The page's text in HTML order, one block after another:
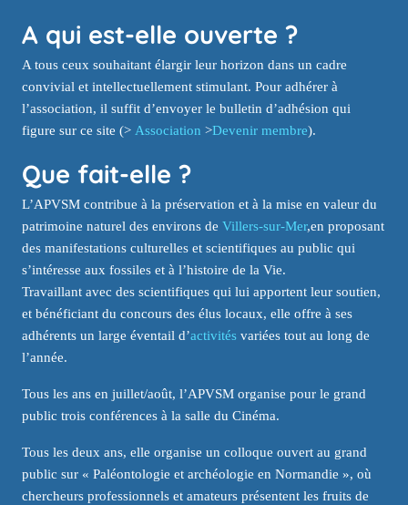
A qui est-elle ouverte ?
A tous ceux souhaitant élargir leur horizon dans un cadre
convivial et intellectuellement stimulant. Pour adhérer à
l’association, il suffit d’envoyer le bulletin d’adhésion qui
figure sur ce site (> Association >Devenir membre).
Que fait-elle ?
L’APVSM contribue à la préservation et à la mise en valeur du
patrimoine naturel des environs de Villers-sur-Mer,en proposant
des manifestations culturelles et scientifiques au public qui
s’intéresse aux fossiles et à l’histoire de la Vie.
Travaillant avec des scientifiques qui lui apportent leur soutien,
et bénéficiant du concours des élus locaux, elle offre à ses
adhérents un large éventail d’activités variées tout au long de
l’année.
Tous les ans en juillet/août, l’APVSM organise pour le grand
public trois conférences à la salle du Cinéma.
Tous les deux ans, elle organise un colloque ouvert au grand
public sur « Paléontologie et archéologie en Normandie », où
chercheurs professionnels et amateurs présentent les fruits de